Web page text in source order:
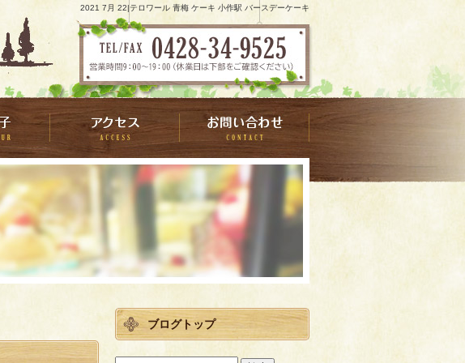
2021 7月 22|テロワール 青梅 ケーキ 小作駅 バースデーケーキ
ブログトップ